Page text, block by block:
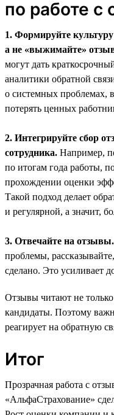
по работе с
1. Формируйте
а не «выжимайте»
могут дать
аналитики обратной
о системных проблемах,
потерять ценных
2. Интегрируйте сбор
сотрудника. Например,
по итогам года работы,
прохождении оценки
Такой подход делает
и регулярной, а значит,
3. Отвечайте на отзывы.
проблемы,
сделано. Это усиливает
Отзывы читают не
кандидаты. Поэтому
реагирует на обратную
Итог
Прозрачная работа с
«АльфаСтрахование»